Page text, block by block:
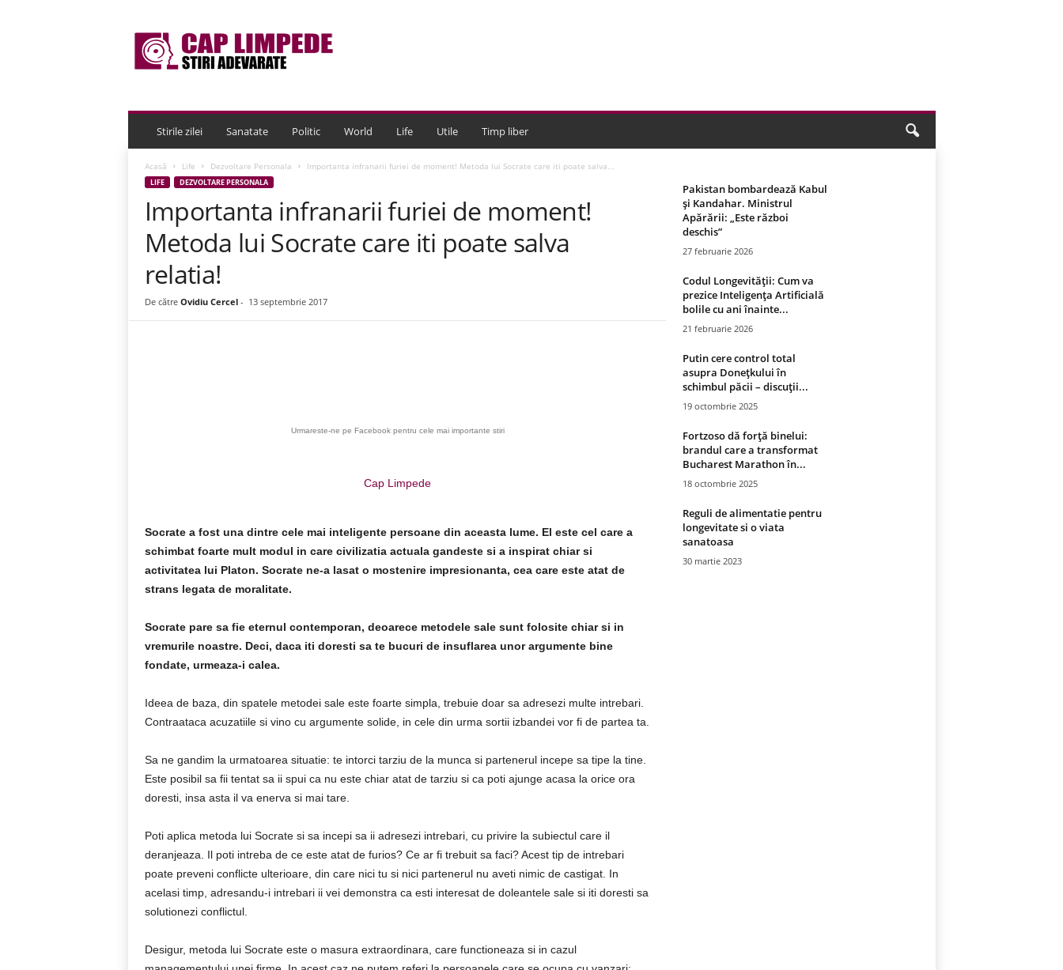
p
d
Stirile zilei Sanatate Politic World Life Utile Timp liber
Acasă Life Dezvoltare Personala Importanta infranarii furiei de moment! Metoda lui Socrate care iti poate salva...
LIFE DEZVOLTARE PERSONALA
Importanta infranarii furiei de moment!
Metoda lui Socrate care iti poate salva
relatia!
De către Ovidiu Cercel- 13 septembrie 2017
Urmareste-ne pe Facebook pentru cele mai importante stiri
Cap Limpede
Socrate a fost una dintre cele mai inteligente persoane din aceasta lume. El este cel care a
schimbat foarte mult modul in care civilizatia actuala gandeste si a inspirat chiar si
activitatea lui Platon. Socrate ne-a lasat o mostenire impresionanta, cea care este atat de
strans legata de moralitate.
Socrate pare sa fie eternul contemporan, deoarece metodele sale sunt folosite chiar si in
vremurile noastre. Deci, daca iti doresti sa te bucuri de insuflarea unor argumente bine
fondate, urmeaza-i calea.
Ideea de baza, din spatele metodei sale este foarte simpla, trebuie doar sa adresezi multe intrebari.
Contraataca acuzatiile si vino cu argumente solide, in cele din urma sortii izbandei vor fi de partea ta.
Sa ne gandim la urmatoarea situatie: te intorci tarziu de la munca si partenerul incepe sa tipe la tine.
Este posibil sa fii tentat sa ii spui ca nu este chiar atat de tarziu si ca poti ajunge acasa la orice ora
doresti, insa asta il va enerva si mai tare.
Poti aplica metoda lui Socrate si sa incepi sa ii adresezi intrebari, cu privire la subiectul care il
deranjeaza. Il poti intreba de ce este atat de furios? Ce ar fi trebuit sa faci? Acest tip de intrebari
poate preveni conflicte ulterioare, din care nici tu si nici partenerul nu aveti nimic de castigat. In
acelasi timp, adresandu-i intrebari ii vei demonstra ca esti interesat de doleantele sale si iti doresti sa
solutionezi conflictul.
Desigur, metoda lui Socrate este o masura extraordinara, care functioneaza si in cazul
Pakistan bombardează Kabul
și Kandahar. Ministrul
Apărării: „Este război
deschis”
27 februarie 2026
Codul Longevității: Cum va
prezice Inteligența Artificială
bolile cu ani înainte...
21 februarie 2026
Putin cere control total
asupra Donețkului în
schimbul păcii – discuții...
19 octombrie 2025
Fortzoso dă forță binelui:
brandul care a transformat
Bucharest Marathon în...
18 octombrie 2025
Reguli de alimentatie pentru
longevitate si o viata
sanatoasa
30 martie 2023